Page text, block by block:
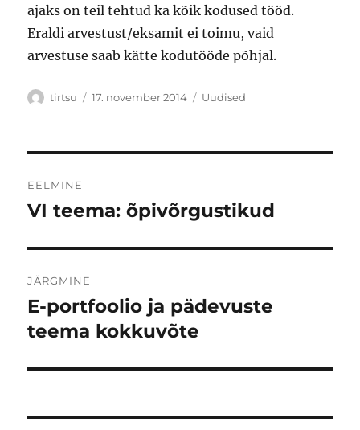
ajaks on teil tehtud ka kõik kodused tööd.
Eraldi arvestust/eksamit ei toimu, vaid
arvestuse saab kätte kodutööde põhjal.
Autor
tirtsu Postitatud
17. november 2014 Rubriigid
Uudised
EELMINE
Eelmine
VI teema: õpivõrgustikud
JÄRGMINE
Järgmine
postitus:
E-portfoolio ja pädevuste
teema kokkuvõte